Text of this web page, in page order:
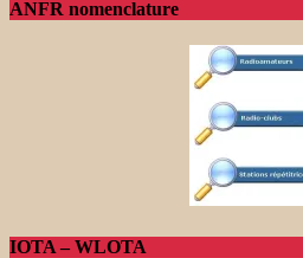
ANFR nomenclature
IOTA – WLOTA